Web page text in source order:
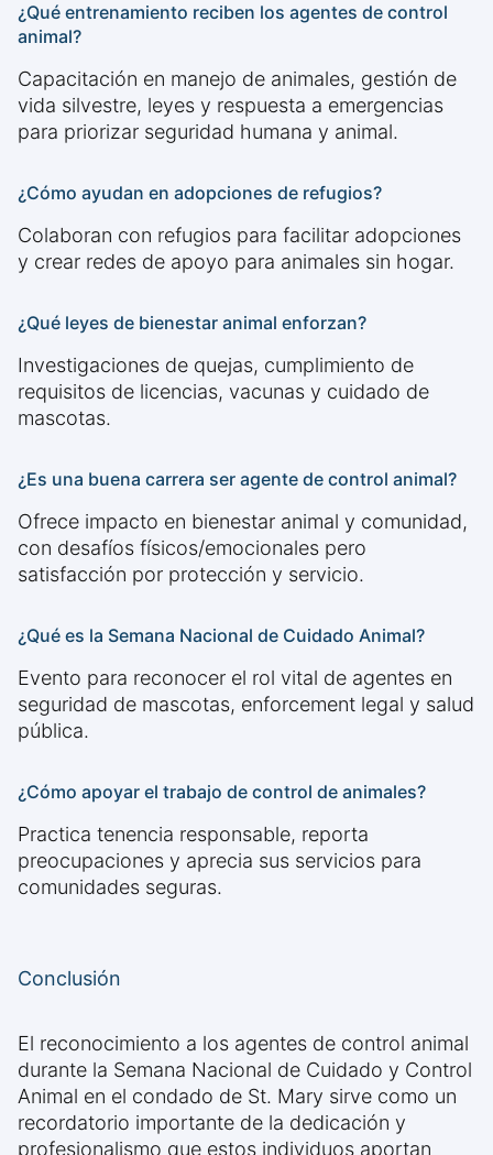
¿Qué entrenamiento reciben los agentes de control
animal?
Capacitación en manejo de animales, gestión de
vida silvestre, leyes y respuesta a emergencias
para priorizar seguridad humana y animal.
¿Cómo ayudan en adopciones de refugios?
Colaboran con refugios para facilitar adopciones
y crear redes de apoyo para animales sin hogar.
¿Qué leyes de bienestar animal enforzan?
Investigaciones de quejas, cumplimiento de
requisitos de licencias, vacunas y cuidado de
mascotas.
¿Es una buena carrera ser agente de control animal?
Ofrece impacto en bienestar animal y comunidad,
con desafíos físicos/emocionales pero
satisfacción por protección y servicio.
¿Qué es la Semana Nacional de Cuidado Animal?
Evento para reconocer el rol vital de agentes en
seguridad de mascotas, enforcement legal y salud
pública.
¿Cómo apoyar el trabajo de control de animales?
Practica tenencia responsable, reporta
preocupaciones y aprecia sus servicios para
comunidades seguras.
Conclusión
El reconocimiento a los agentes de control animal
durante la Semana Nacional de Cuidado y Control
Animal en el condado de St. Mary sirve como un
recordatorio importante de la dedicación y
profesionalismo que estos individuos aportan